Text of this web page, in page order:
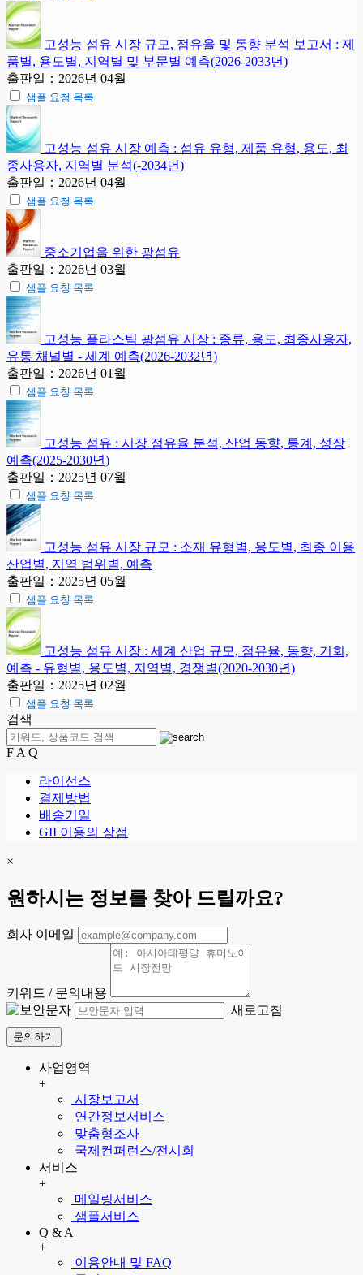
고성능 섬유 시장 규모, 점유율 및 동향 분석 보고서 : 제
품별, 용도별, 지역별 및 부문별 예측(2026-2033년)
출판일：2026년 04월
샘플 요청 목록
고성능 섬유 시장 예측 : 섬유 유형, 제품 유형, 용도, 최
종사용자, 지역별 분석(-2034년)
출판일：2026년 04월
샘플 요청 목록
중소기업을 위한 광섬유
출판일：2026년 03월
샘플 요청 목록
고성능 플라스틱 광섬유 시장 : 종류, 용도, 최종사용자,
유통 채널별 - 세계 예측(2026-2032년)
출판일：2026년 01월
샘플 요청 목록
고성능 섬유 : 시장 점유율 분석, 산업 동향, 통계, 성장
예측(2025-2030년)
출판일：2025년 07월
샘플 요청 목록
고성능 섬유 시장 규모 : 소재 유형별, 용도별, 최종 이용
산업별, 지역 범위별, 예측
출판일：2025년 05월
샘플 요청 목록
고성능 섬유 시장 : 세계 산업 규모, 점유율, 동향, 기회,
예측 - 유형별, 용도별, 지역별, 경쟁별(2020-2030년)
출판일：2025년 02월
샘플 요청 목록
검색
F A Q
라이선스
결제방법
배송기일
GII 이용의 장점
×
원하시는 정보를 찾아 드릴까요?
회사 이메일
키워드 / 문의내용
새로고침
문의하기
사업영역
+
시장보고서
연간정보서비스
맞춤형조사
국제컨퍼런스/전시회
서비스
+
메일링서비스
샘플서비스
Q & A
+
이용안내 및 FAQ